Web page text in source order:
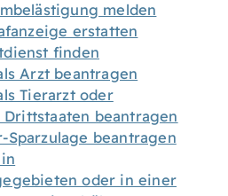
melden
erstatten
finden
Arzt beantragen
Tierarzt oder
Drittstaaten beantragen
Sparzulage beantragen
oder in einer